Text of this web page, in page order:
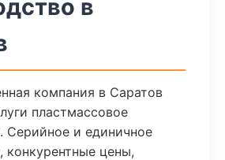
в
компания в Саратов
пластмассовое
Серийное и единичное
конкурентные цены,